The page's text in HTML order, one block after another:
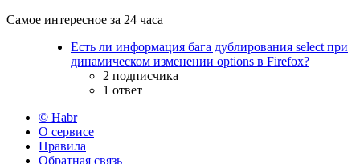
Самое интересное за 24 часа
Есть ли информация бага дублирования select при
динамическом изменении options в Firefox?
2 подписчика
1 ответ
© Habr
О сервисе
Правила
Обратная связь